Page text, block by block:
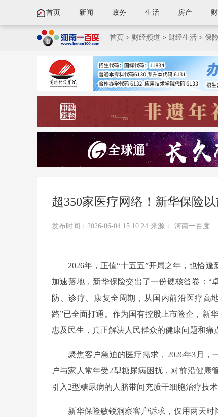
首页 新闻 政务 生活 房产
首页 > 财经频道 > 财经生活 > 保险
超350家医疗网络！新华保险
发布时间：2026-06-04 15:10:24 来源： 河南一百度
2026年，正值“十五五”开局之年，也恰
加速落地，新华保险交出了一份硬核答卷：“
防、诊疗、康复全周期，从国内前沿医疗高
路”已全面打通。作为国有控股上市险企，新
惠及民生，真正解决人民群众的健康问题和痛
聚焦客户急迫的医疗需求，2026年3月，
户与家人常年受2型糖尿病困扰，对前沿健
引入2型糖尿病的人脐带间充质干细胞治疗技
新华保险敏锐洞察客户诉求，仅用两天